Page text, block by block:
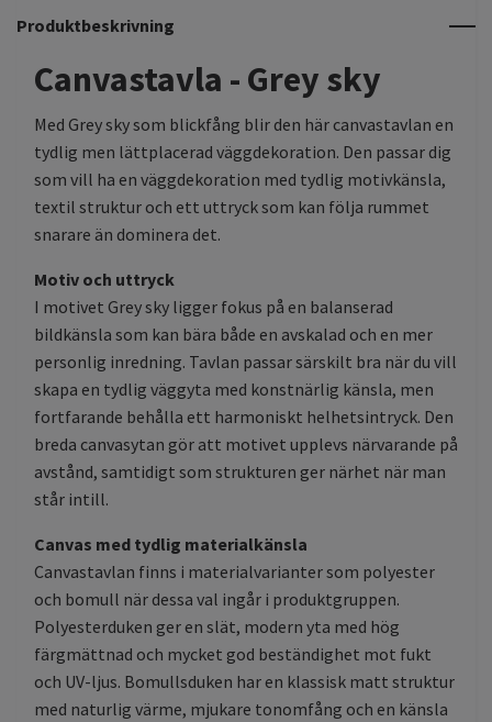
Produktbeskrivning
Canvastavla - Grey sky
Med Grey sky som blickfång blir den här canvastavlan en
tydlig men lättplacerad väggdekoration. Den passar dig
som vill ha en väggdekoration med tydlig motivkänsla,
textil struktur och ett uttryck som kan följa rummet
snarare än dominera det.
Motiv och uttryck
I motivet Grey sky ligger fokus på en balanserad
bildkänsla som kan bära både en avskalad och en mer
personlig inredning. Tavlan passar särskilt bra när du vill
skapa en tydlig väggyta med konstnärlig känsla, men
fortfarande behålla ett harmoniskt helhetsintryck. Den
breda canvasytan gör att motivet upplevs närvarande på
avstånd, samtidigt som strukturen ger närhet när man
står intill.
Canvas med tydlig materialkänsla
Canvastavlan finns i materialvarianter som polyester
och bomull när dessa val ingår i produktgruppen.
Polyesterduken ger en slät, modern yta med hög
färgmättnad och mycket god beständighet mot fukt
och UV-ljus. Bomullsduken har en klassisk matt struktur
med naturlig värme, mjukare tonomfång och en känsla